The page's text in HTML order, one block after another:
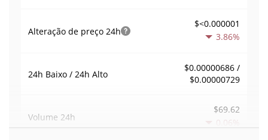
Alteração de preço 24h
$<0.000001
3.86%
24h Baixo / 24h Alto
$0.00000686 /
$0.00000729
Volume 24h
$69.62
0.06%